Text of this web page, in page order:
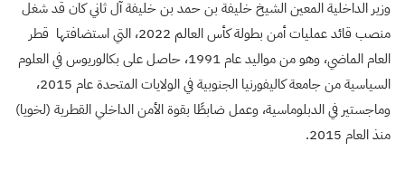
وزير الداخلية المعين الشيخ خليفة بن حمد بن خليفة آل ثاني كان قد شغل
منصب قائد عمليات أمن بطولة كأس العالم 2022، التي استضافتها قطر
العام الماضي، وهو من مواليد عام 1991، حاصل على بكالوريوس في العلوم
السياسية من جامعة كاليفورنيا الجنوبية في الولايات المتحدة عام 2015،
وماجستير في الدبلوماسية، وعمل ضابطًا بقوة الأمن الداخلي القطرية (لخويا)
منذ العام 2015.